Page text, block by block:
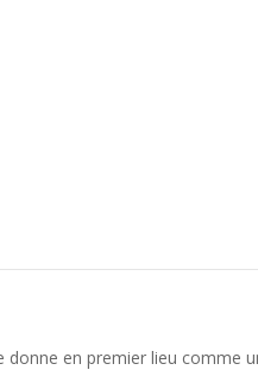
donne en premier lieu comme